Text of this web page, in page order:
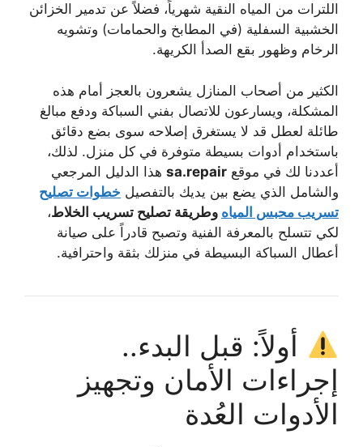
اللترات من المياه النقية شهرياً، فضلاً عن تدمير الخزائن
الخشبية السفلية (في المطابخ والحمامات) وتشويه
الرخام وظهور بقع الصدأ الكريهة.
الكثير من أصحاب المنازل يشعرون بالعجز أمام هذه
المشكلة، ويسارعون للاتصال بفني السباكة ودفع مبالغ
طائلة لعطل قد لا يستغرق إصلاحه سوى بضع دقائق
باستخدام أدوات بسيطة متوفرة في كل منزل. لذلك،
أعددنا لك في موقع sa.repair هذا الدليل المرجعي
والشامل الذي يضع بين يديك بالتفصيل خطوات تصليح
تسريب محبس المياه وطريقة تصليح تسريب الخلاط،
لكي تتسلح بالمعرفة الفنية وتصبح قادراً على صيانة
أعطال السباكة البسيطة في منزلك بثقة واحترافية.
أولاً: قبل البدء..
إجراءات الأمان وتجهيز
الأدوات العُدة